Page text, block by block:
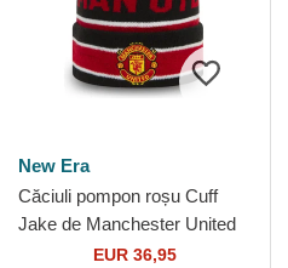
New Era
Căciuli pompon roșu Cuff
Jake de Manchester United
Football Club Premier League
EUR 36,95